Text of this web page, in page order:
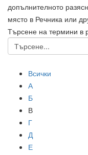
допълнителното
място в Речника или
Търсене на термини в
Всички
А
Б
В
Г
Д
Е